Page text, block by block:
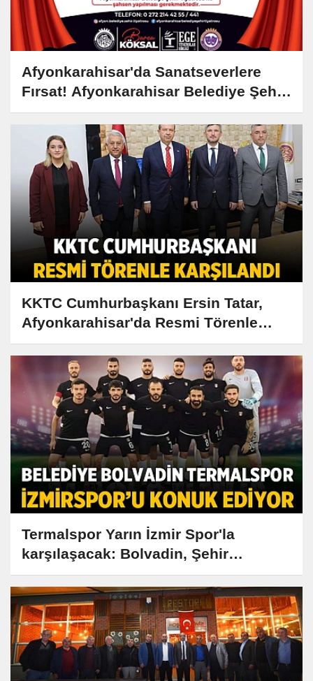
Afyonkarahisar'da Sanatseverlere
Fırsat! Afyonkarahisar Belediye Şehir
Tiyatrosu Tiyatro Kursları Başlıyor!
KKTC Cumhurbaşkanı Ersin Tatar,
Afyonkarahisar'da Resmi Törenle
Ağırlanıyor
Termalspor Yarın İzmir Spor'la
karşılaşacak: Bolvadin, Şehir
Stadyumu'nu Doldurun!